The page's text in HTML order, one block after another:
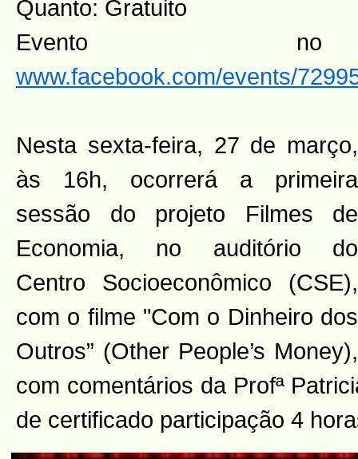
Quanto: Gratuito
Evento
www.facebook.com/events/
Nesta sexta-feira, 27 de março,
às 16h, ocorrerá a primeira
sessão do projeto Filmes de
Economia, no auditório do
Centro Socioeconômico (CSE),
com o filme "Com o Dinheiro dos
Outros” (Other People’s Money),
com comentários da Profª
de certificado participação 4